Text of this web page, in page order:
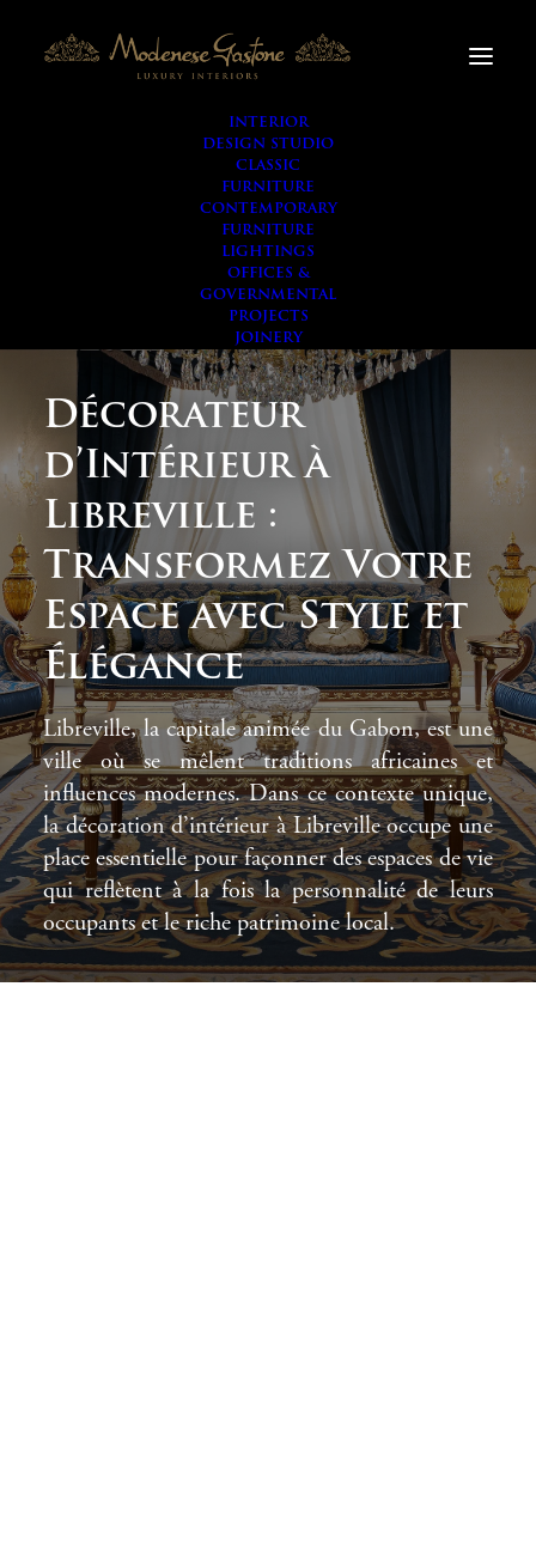
INTERIOR
DESIGN STUDIO
CLASSIC
FURNITURE
CONTEMPORARY
FURNITURE
LIGHTINGS
OFFICES &
GOVERNMENTAL
PROJECTS
JOINERY
Décorateur
d’Intérieur à
Libreville :
Transformez Votre
Espace avec Style et
Élégance
Libreville, la capitale animée du Gabon, est une
ville où se mêlent traditions africaines et
influences modernes. Dans ce contexte unique,
la décoration d’intérieur à Libreville occupe une
place essentielle pour façonner des espaces de vie
qui reflètent à la fois la personnalité de leurs
occupants et le riche patrimoine local.